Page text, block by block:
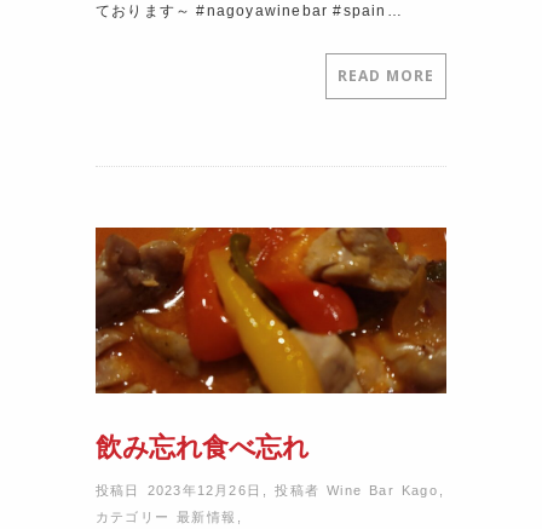
ております～ #nagoyawinebar #spain…
READ MORE
飲み忘れ食べ忘れ
投稿日 2023年12月26日 ,投稿者Wine Bar Kago
カテゴリー最新情報